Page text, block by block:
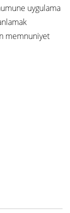
uygulama
memnuniyet